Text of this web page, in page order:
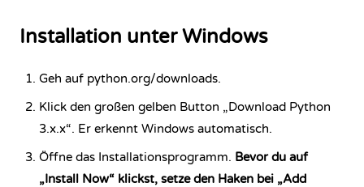
Installation unter Windows
Geh auf python.org/downloads.
Klick den großen gelben Button „Download Python
3.x.x“. Er erkennt Windows automatisch.
Öffne das Installationsprogramm. Bevor du auf
„Install Now“ klickst, setze den Haken bei „Add